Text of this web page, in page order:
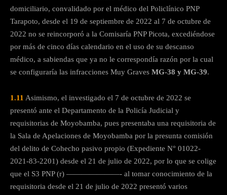
domiciliario, convalidado por el médico del Policlínico PNP
Tarapoto, desde el 19 de septiembre de 2022 al 7 de octubre de
2022 no se reincorporó a la Comisaría PNP Picota, excediéndose
por más de cinco días calendario en el uso de su descanso
médico, a sabiendas que ya no le correspondía razón por la cual
se configuraría las infracciones Muy Graves MG-38 y MG-39.
1.11 Asimismo, el investigado el 7 de octubre de 2022 se
presentó ante el Departamento de la Policía Judicial y
requisitorias de Moyobamba, pues presentaba una requisitoria de
la Sala de Apelaciones de Moyobamba por la presunta comisión
del delito de Cohecho pasivo propio (Expediente N° 01022-
2021-83-2201) desde el 21 de julio de 2022, por lo que se colige
que el S3 PNP (r) ———————- al tomar conocimiento de la
requisitoria desde el 21 de julio de 2022 presentó varios